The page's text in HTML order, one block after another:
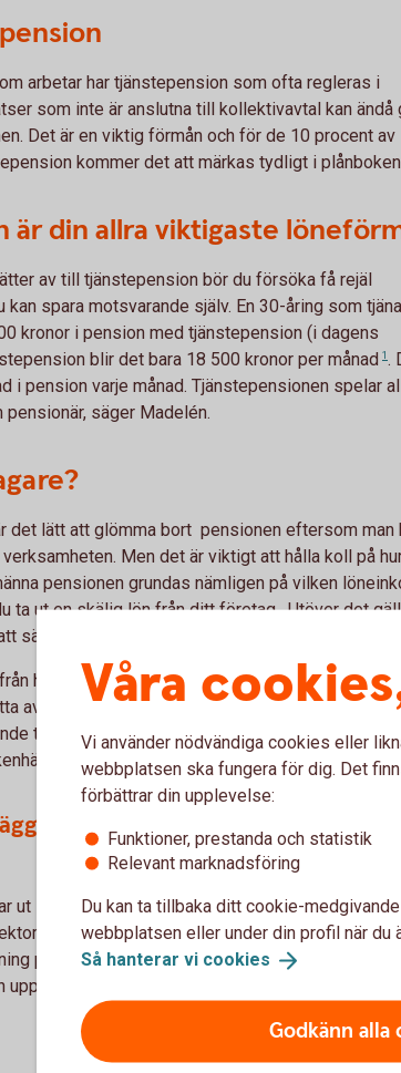
arbetar har tjänstepension som ofta regleras i
som inte är anslutna till kollektivavtal kan ändå
Det är en viktig förmån och för de 10 procent av
kommer det att märkas tydligt i
är din allra viktigaste
av till tjänstepension bör du försöka få rejäl
spara motsvarande själv. En 30-åring som
kronor i pension med tjänstepension (i dagens
blir det bara 18 500 kronor per månad 1.
i pension varje månad. Tjänstepensionen spelar
säger Madelén.
det lätt att glömma bort pensionen eftersom man
Men det är viktigt att hålla koll på
pensionen grundas nämligen på vilken
ta ut en skälig lön från ditt företag. Utöver det
säkra en god pension.
hur mycket som skulle ha satts av till
av motsvarande själv. Men utöver
till pensionen, så ta höjd även för det i din
undan i tjänstepension som egen
ut i lön. Avsättning till tjänstepension skiljer sig
är avsättningen 4,5 procent av lön upp till
på 30 procent på lön däröver, i offentlig sektor är
till drygt 52 000 kronor per månad och 31,5
Våra
Vi använder nödvändiga cookies eller
webbplatsen ska fungera för dig. Det
förbättrar din upplevelse:
Funktioner, prestanda och statistik
Relevant marknadsföring
Du kan ta tillbaka ditt cookie-
webbplatsen eller under din profil när du
Så hanterar vi cookies
Godkänn alla